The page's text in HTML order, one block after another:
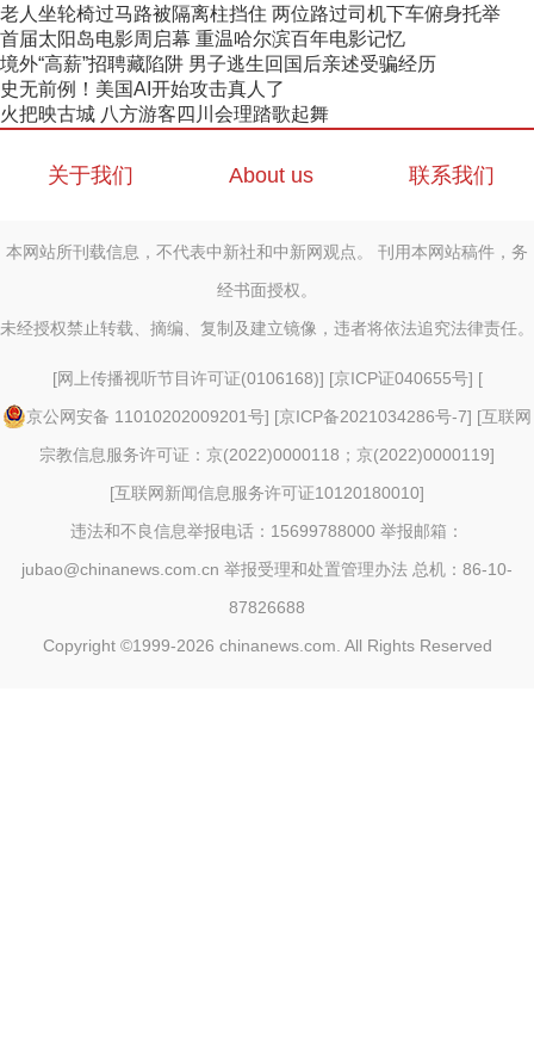
老人坐轮椅过马路被隔离柱挡住 两位路过司机下车俯身托举
首届太阳岛电影周启幕 重温哈尔滨百年电影记忆
境外“高薪”招聘藏陷阱 男子逃生回国后亲述受骗经历
史无前例！美国AI开始攻击真人了
火把映古城 八方游客四川会理踏歌起舞
关于我们 About us 联系我们
本网站所刊载信息，不代表中新社和中新网观点。 刊用本网站稿件，务
经书面授权。
未经授权禁止转载、摘编、复制及建立镜像，违者将依法追究法律责任。
[网上传播视听节目许可证(0106168)] [京ICP证040655号] [
京公网安备 11010202009201号] [京ICP备2021034286号-7] [互联网
宗教信息服务许可证：京(2022)0000118；京(2022)0000119]
[互联网新闻信息服务许可证10120180010]
违法和不良信息举报电话：15699788000 举报邮箱：
jubao@chinanews.com.cn 举报受理和处置管理办法 总机：86-10-
87826688
Copyright ©1999-2026 chinanews.com. All Rights Reserved